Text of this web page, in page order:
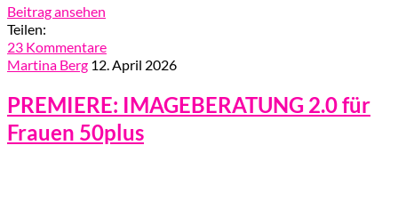
Beitrag ansehen
Teilen:
23 Kommentare
Martina Berg 12. April 2026
PREMIERE: IMAGEBERATUNG 2.0 für
Frauen 50plus